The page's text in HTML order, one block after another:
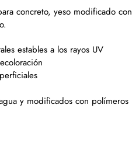
concreto, yeso modificado con
estables a los rayos UV
y modificados con polímeros